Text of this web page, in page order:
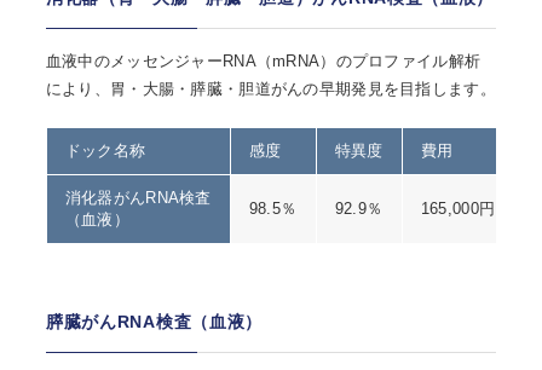
血液中のメッセンジャーRNA（mRNA）のプロファイル解析
により、胃・大腸・膵臓・胆道がんの早期発見を目指します。
ドック名称 感度 特異度 費用
消化器がんRNA検査
（血液）
98.5％ 92.9％ 165,000円（税
膵臓がんRNA検査（血液）